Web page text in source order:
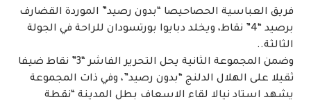
فريق العباسية الحصاحيصا “بدون رصيد” الموردة القضارف
برصيد “4” نقاط، ويخلد دبايوا بورتسودان للراحة في الجولة
الثالثة..
وضمن المجموعة الثانية يحل التحرير الفاشر “3” نقاط ضيفا
ثقيلا على الهلال الدلنج “بدون رصيد”، وفي ذات المجموعة
يشهد استاد نيالا لقاء الاسعاف بطل المدينة “نقطة